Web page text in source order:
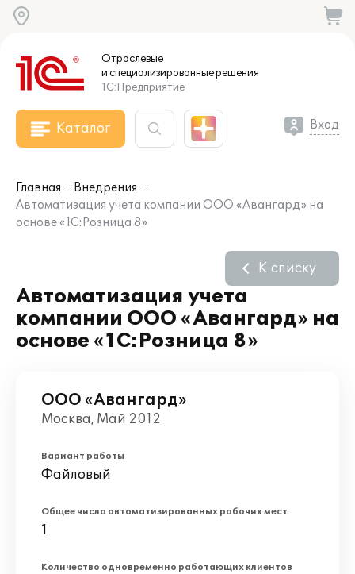
Отраслевые
и специализированныерешения
1С:Предприятие
Каталог Вход
Главная
Внедрения
Автоматизация учета компании ООО «Авангард» на
основе «1С:Розница 8»
Автоматизация учета
компании ООО «Авангард» на
основе «1С:Розница 8»
К списку
ООО «Авангард»
Москва, Май 2012
Вариант работы
Файловый
Общее число автоматизированных рабочих мест
1
Количество одновременно работающих клиентов